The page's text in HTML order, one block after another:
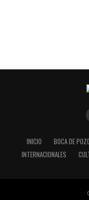
INICIO BOCA DE
INTERNACIONALES